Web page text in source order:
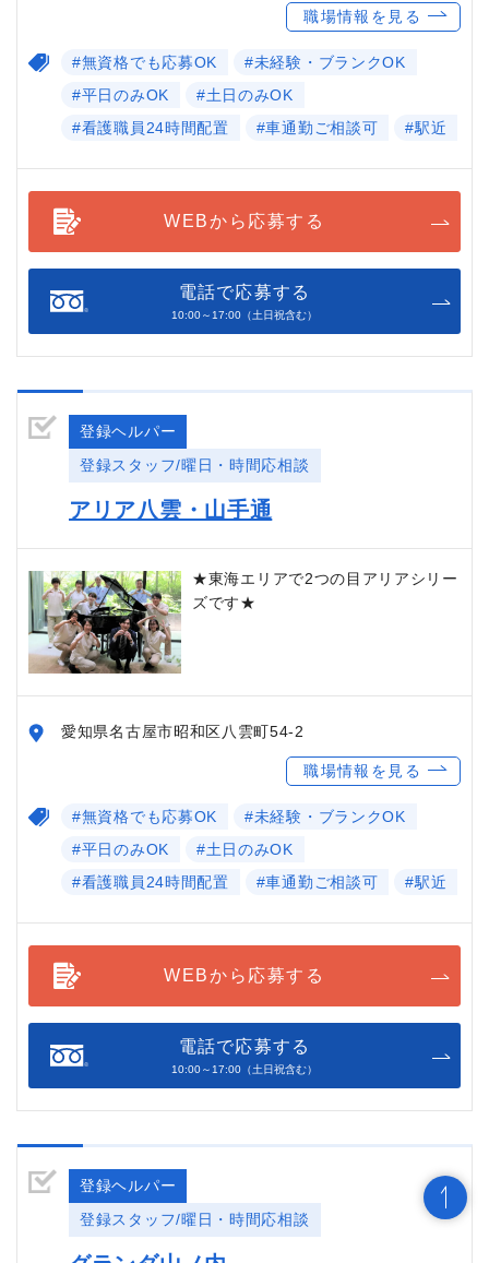
職場情報を見る
#無資格でも応募OK
#未経験・ブランクOK
#平日のみOK
#土日のみOK
#看護職員24時間配置
#車通勤ご相談可 #駅近
WEBから応募する
電話で応募する
10:00～17:00（土日祝含む）
登録ヘルパー
登録スタッフ/曜日・時間応相談
アリア八雲・山手通
★東海エリアで2つの目アリアシリー
ズです★
愛知県名古屋市昭和区八雲町54-2
職場情報を見る
#無資格でも応募OK
#未経験・ブランクOK
#平日のみOK
#土日のみOK
#看護職員24時間配置
#車通勤ご相談可 #駅近
WEBから応募する
電話で応募する
10:00～17:00（土日祝含む）
登録ヘルパー
登録スタッフ/曜日・時間応相談